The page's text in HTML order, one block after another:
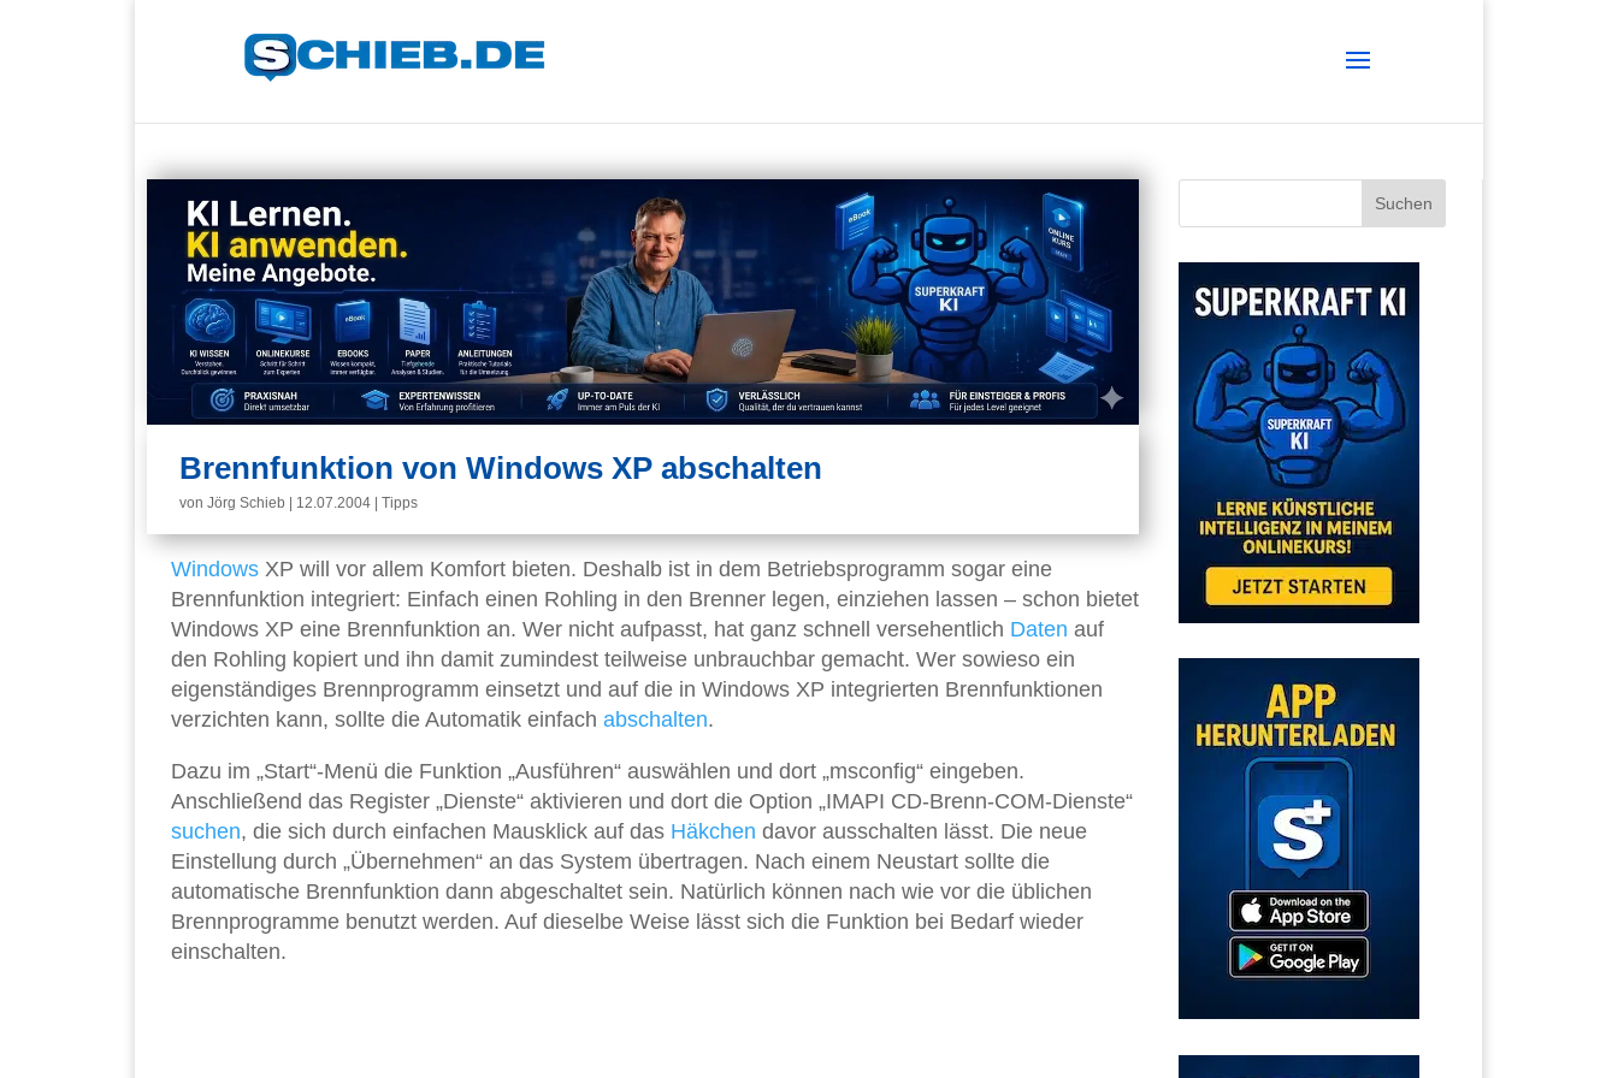
Brennfunktion von Windows XP abschalten
von Jörg Schieb 12.07.2004 Tipps
Windows XP will vor allem Komfort bieten. Deshalb ist in dem Betriebsprogramm sogar eine
Brennfunktion integriert: Einfach einen Rohling in den Brenner legen, einziehen lassen – schon bietet
Windows XP eine Brennfunktion an. Wer nicht aufpasst, hat ganz schnell versehentlich Daten auf
den Rohling kopiert und ihn damit zumindest teilweise unbrauchbar gemacht. Wer sowieso ein
eigenständiges Brennprogramm einsetzt und auf die in Windows XP integrierten Brennfunktionen
verzichten kann, sollte die Automatik einfach abschalten.
Dazu im „Start“-Menü die Funktion „Ausführen“ auswählen und dort „msconfig“ eingeben.
Anschließend das Register „Dienste“ aktivieren und dort die Option „IMAPI CD-Brenn-COM-Dienste“
suchen, die sich durch einfachen Mausklick auf das Häkchen davor ausschalten lässt. Die neue
Einstellung durch „Übernehmen“ an das System übertragen. Nach einem Neustart sollte die
automatische Brennfunktion dann abgeschaltet sein. Natürlich können nach wie vor die üblichen
Brennprogramme benutzt werden. Auf dieselbe Weise lässt sich die Funktion bei Bedarf wieder
einschalten.